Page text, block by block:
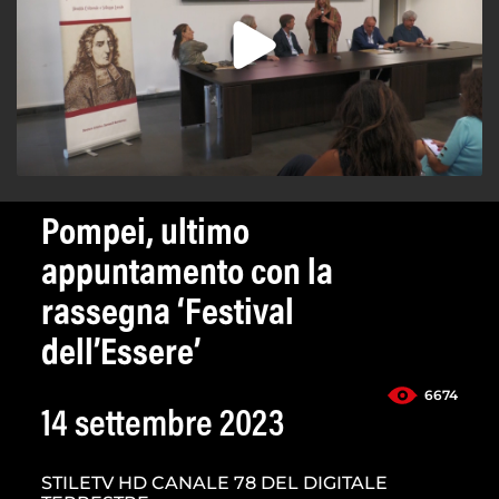
Pompei, ultimo
appuntamento con la
rassegna ‘Festival
dell’Essere’
6674
14 settembre 2023
STILETV HD CANALE 78 DEL DIGITALE